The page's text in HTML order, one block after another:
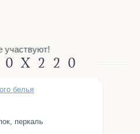
белья
перкаль